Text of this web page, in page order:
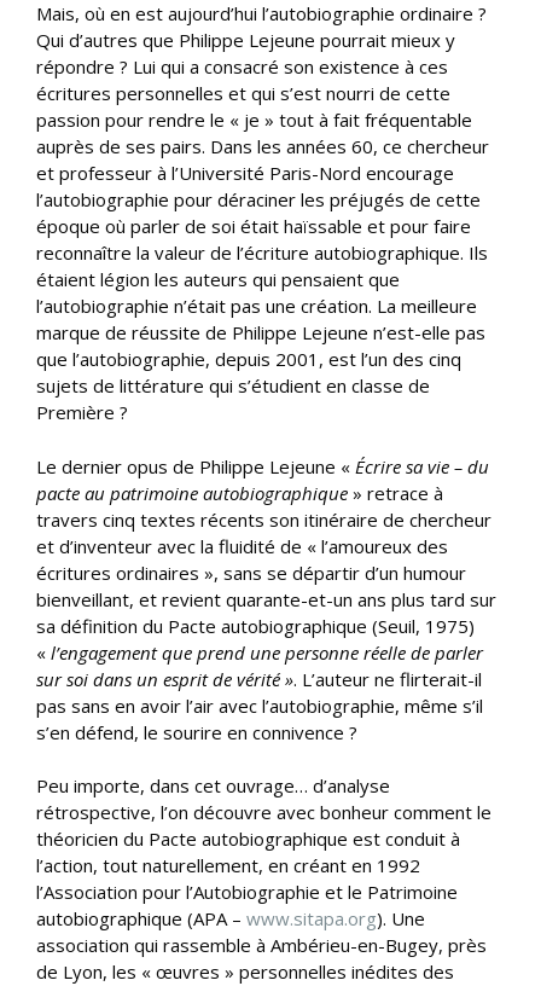
Mais, où en est aujourd’hui l’autobiographie ordinaire ?
Qui d’autres que Philippe Lejeune pourrait mieux y
répondre ? Lui qui a consacré son existence à ces
écritures personnelles et qui s’est nourri de cette
passion pour rendre le « je » tout à fait fréquentable
auprès de ses pairs. Dans les années 60, ce chercheur
et professeur à l’Université Paris-Nord encourage
l’autobiographie pour déraciner les préjugés de cette
époque où parler de soi était haïssable et pour faire
reconnaître la valeur de l’écriture autobiographique. Ils
étaient légion les auteurs qui pensaient que
l’autobiographie n’était pas une création. La meilleure
marque de réussite de Philippe Lejeune n’est-elle pas
que l’autobiographie, depuis 2001, est l’un des cinq
sujets de littérature qui s’étudient en classe de
Première ?
Le dernier opus de Philippe Lejeune « Écrire sa vie – du
pacte au patrimoine autobiographique » retrace à
travers cinq textes récents son itinéraire de chercheur
et d’inventeur avec la fluidité de « l’amoureux des
écritures ordinaires », sans se départir d’un humour
bienveillant, et revient quarante-et-un ans plus tard sur
sa définition du Pacte autobiographique (Seuil, 1975)
« l’engagement que prend une personne réelle de parler
sur soi dans un esprit de vérité ». L’auteur ne flirterait-il
pas sans en avoir l’air avec l’autobiographie, même s’il
s’en défend, le sourire en connivence ?
Peu importe, dans cet ouvrage… d’analyse
rétrospective, l’on découvre avec bonheur comment le
théoricien du Pacte autobiographique est conduit à
l’action, tout naturellement, en créant en 1992
l’Association pour l’Autobiographie et le Patrimoine
autobiographique (APA – www.sitapa.org). Une
association qui rassemble à Ambérieu-en-Bugey, près
de Lyon, les « œuvres » personnelles inédites des